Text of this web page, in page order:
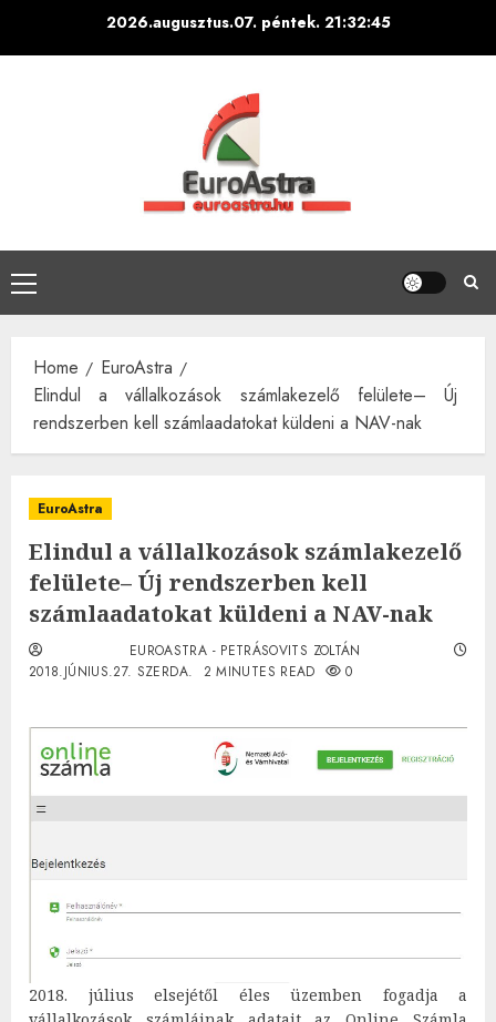
2026.augusztus.07. péntek. 21:32:46
Primary
Menu
Home
EuroAstra
Elindul a vállalkozások számlakezelő felülete– Új
rendszerben kell számlaadatokat küldeni a NAV-nak
EuroAstra
Elindul a vállalkozások számlakezelő
felülete– Új rendszerben kell
számlaadatokat küldeni a NAV-nak
EUROASTRA - PETRÁSOVITS ZOLTÁN
2018.JÚNIUS.27. SZERDA.
2 MINUTES READ 0
2018. július elsejétől éles üzemben fogadja a